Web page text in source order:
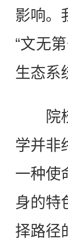
影响。
“文无
生态系
院校
学并非
一种使
身的特
择路径